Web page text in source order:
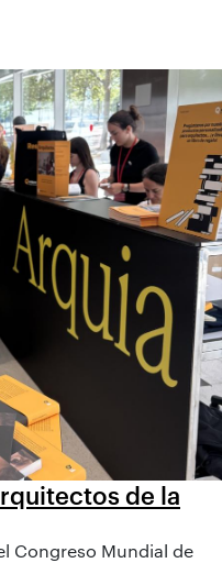
de la
Congreso Mundial de